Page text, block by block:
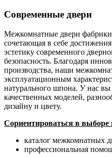
Современные двери
Межкомнатные двери
сочетающая в себе
эстетику современного
безопасность. Благодаря
производства, наши
эксплуатационным
натурального шпона. У нас
качественных моделей,
дизайну и цвету.
Сориентироваться в выборе
каталог межкомнатных
профессиональная